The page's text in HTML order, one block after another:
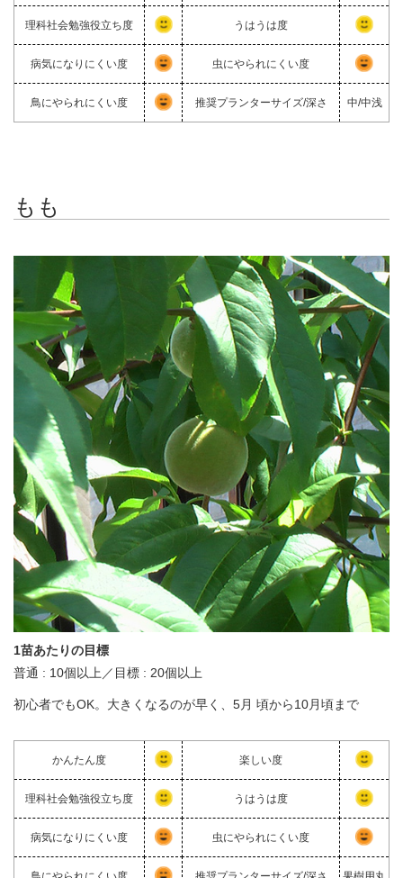
理科社会勉強役立ち度 うはうは度
病気になりにくい度 虫にやられにくい度
鳥にやられにくい度 推奨プランターサイズ/深さ 中/中浅
もも
1苗あたりの目標
普通 : 10個以上／目標 : 20個以上
初心者でもOK。大きくなるのが早く、5月 頃から10月頃まで
かんたん度 楽しい度
理科社会勉強役立ち度 うはうは度
病気になりにくい度 虫にやられにくい度